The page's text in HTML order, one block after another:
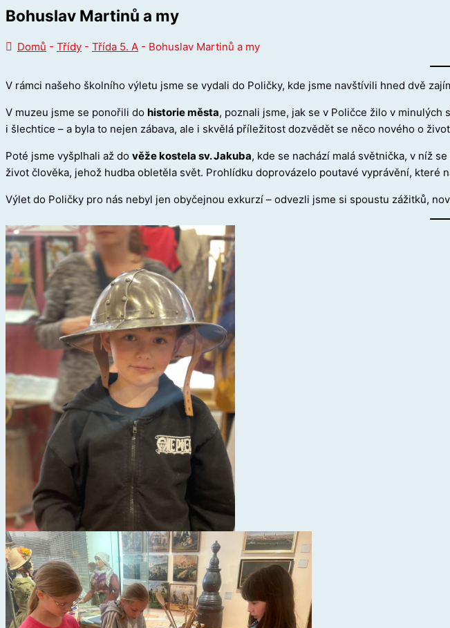
Bohuslav Martinů a my
Domů - Třídy - Třída 5. A - Bohuslav Martinů a my
V rámci našeho školního výletu jsme se vydali do Poličky, kde jsme navštívili hned dvě
V muzeu jsme se ponořili do historie města, poznali jsme, jak se v Poličce žilo v
i šlechtice – a byla to nejen zábava, ale i skvělá příležitost dozvědět se něco nového o
Poté jsme vyšplhali až do věže kostela sv. Jakuba, kde se nachází malá světnička, v níž se
život člověka, jehož hudba obletěla svět. Prohlídku doprovázelo poutavé vyprávění,
Výlet do Poličky pro nás nebyl jen obyčejnou exkurzí – odvezli jsme si spoustu zážitků,